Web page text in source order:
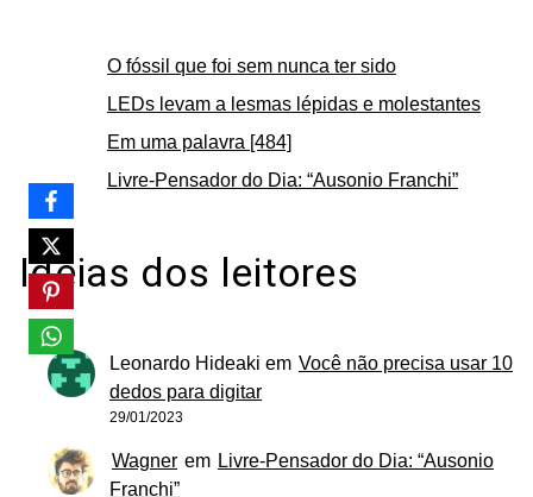
O fóssil que foi sem nunca ter sido
LEDs levam a lesmas lépidas e molestantes
Em uma palavra [484]
Livre-Pensador do Dia: “Ausonio Franchi”
Ideias dos leitores
Leonardo Hideaki em Você não precisa usar 10
dedos para digitar
29/01/2023
Wagner em Livre-Pensador do Dia: “Ausonio
Franchi”